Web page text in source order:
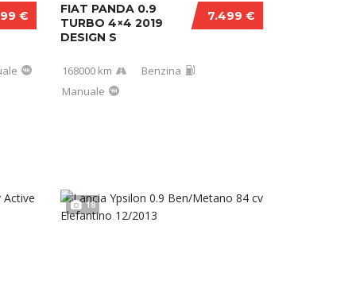
€ 7.499 €
FIAT PANDA 0.9
TURBO 4×4 2019
DESIGN S
168000 km
Benzina
Manuale
18